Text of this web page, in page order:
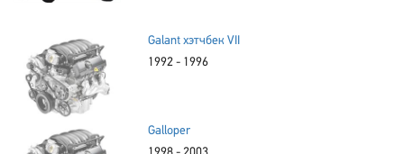
Galant хэтчбек VII
1992 - 1996
Galloper